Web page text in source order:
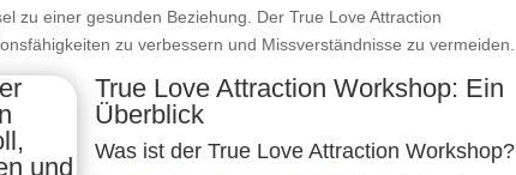
zu einer gesunden Beziehung. Der True Love Attraction
zu verbessern und Missverständnisse zu vermeiden.
True Love Attraction Workshop: Ein
Überblick
Was ist der True Love Attraction Workshop?